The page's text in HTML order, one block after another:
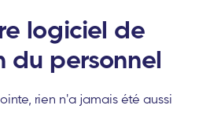
logiciel de
du personnel
rien n'a jamais été aussi